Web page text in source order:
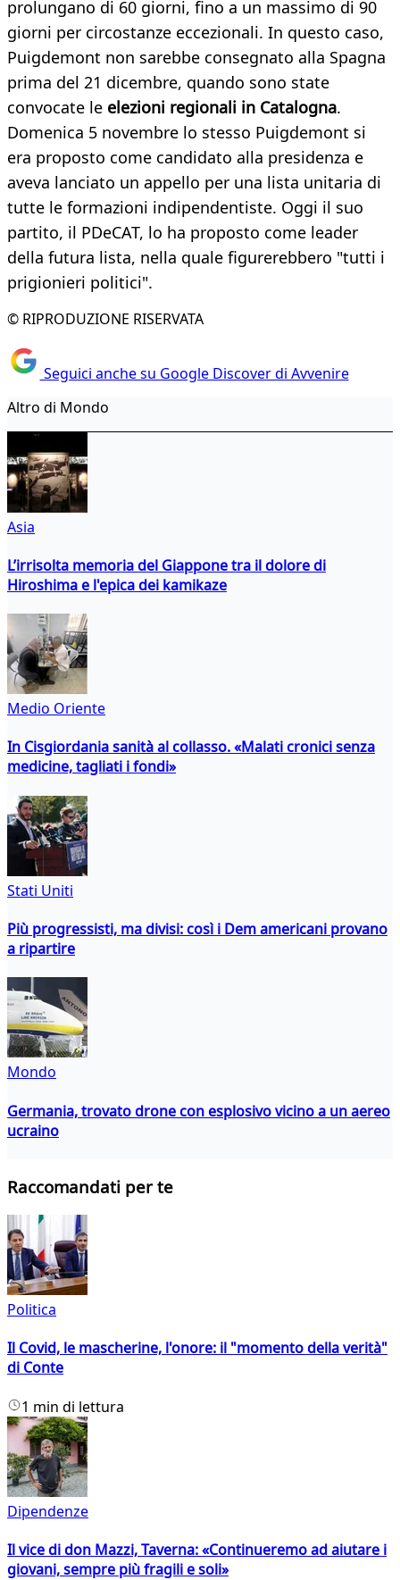
prolungano di 60 giorni, fino a un massimo di 90
giorni per circostanze eccezionali. In questo caso,
Puigdemont non sarebbe consegnato alla Spagna
prima del 21 dicembre, quando sono state
convocate le elezioni regionali in Catalogna.
Domenica 5 novembre lo stesso Puigdemont si
era proposto come candidato alla presidenza e
aveva lanciato un appello per una lista unitaria di
tutte le formazioni indipendentiste. Oggi il suo
partito, il PDeCAT, lo ha proposto come leader
della futura lista, nella quale figurerebbero "tutti i
prigionieri politici".
© RIPRODUZIONE RISERVATA
Seguici anche su Google Discover di Avvenire
Altro di Mondo
Asia
L’irrisolta memoria del Giappone tra il dolore di
Hiroshima e l'epica dei kamikaze
Medio Oriente
In Cisgiordania sanità al collasso. «Malati cronici senza
medicine, tagliati i fondi»
Stati Uniti
Più progressisti, ma divisi: così i Dem americani provano
a ripartire
Mondo
Germania, trovato drone con esplosivo vicino a un aereo
ucraino
Raccomandati per te
Politica
Il Covid, le mascherine, l'onore: il "momento della verità"
di Conte
1 min di lettura
Dipendenze
Il vice di don Mazzi, Taverna: «Continueremo ad aiutare i
giovani, sempre più fragili e soli»